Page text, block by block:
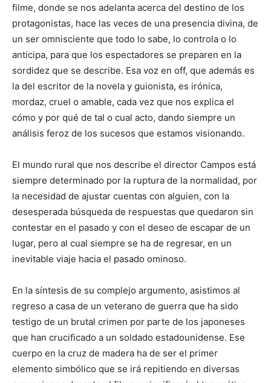
filme, donde se nos adelanta acerca del destino de los
protagonistas, hace las veces de una presencia divina, de
un ser omnisciente que todo lo sabe, lo controla o lo
anticipa, para que los espectadores se preparen en la
sordidez que se describe. Esa voz en off, que además es
la del escritor de la novela y guionista, es irónica,
mordaz, cruel o amable, cada vez que nos explica el
cómo y por qué de tal o cual acto, dando siempre un
análisis feroz de los sucesos que estamos visionando.
El mundo rural que nos describe el director Campos está
siempre determinado por la ruptura de la normalidad, por
la necesidad de ajustar cuentas con alguien, con la
desesperada búsqueda de respuestas que quedaron sin
contestar en el pasado y con el deseo de escapar de un
lugar, pero al cual siempre se ha de regresar, en un
inevitable viaje hacia el pasado ominoso.
En la síntesis de su complejo argumento, asistimos al
regreso a casa de un veterano de guerra que ha sido
testigo de un brutal crimen por parte de los japoneses
que han crucificado a un soldado estadounidense. Ese
cuerpo en la cruz de madera ha de ser el primer
elemento simbólico que se irá repitiendo en diversas